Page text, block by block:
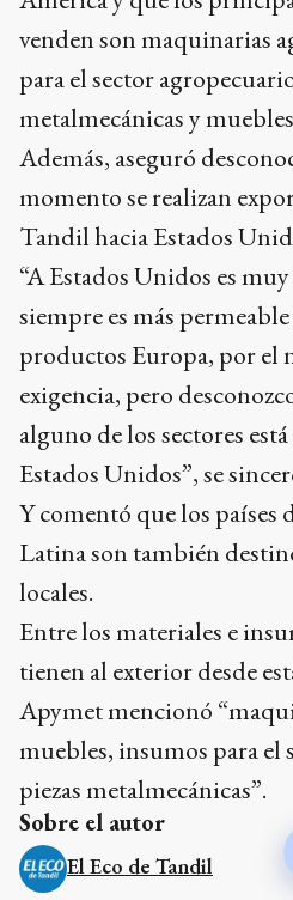
venden son maquinarias
para el sector
metalmecánicas y
Además, aseguró
momento se realizan
Tandil hacia Estados
“A Estados Unidos es
siempre es más
productos Europa, por el
exigencia, pero
alguno de los sectores
Estados Unidos”, se
Y comentó que los países
Latina son también
locales.
Entre los materiales e
tienen al exterior desde
Apymet mencionó
muebles, insumos para el
piezas metalmecánicas”.
Sobre el autor
El Eco de Tandil